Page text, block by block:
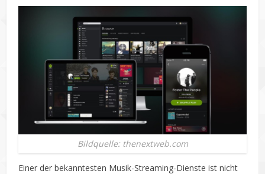
Bildquelle: thenextweb.com
Einer der bekanntesten Musik-Streaming-Dienste ist nicht